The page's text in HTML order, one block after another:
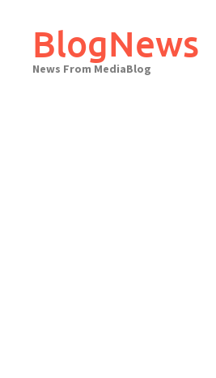
contentBlogNews
News From MediaBlog